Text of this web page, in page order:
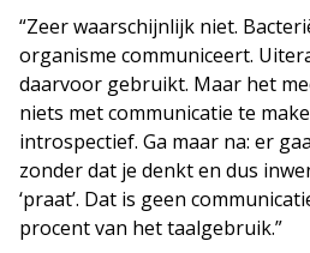
“Zeer waarschijnlijk niet.
organisme communiceert.
daarvoor gebruikt. Maar het
niets met communicatie te
introspectief. Ga maar na: er
zonder dat je denkt en dus
‘praat’. Dat is geen
procent van het taalgebruik.”